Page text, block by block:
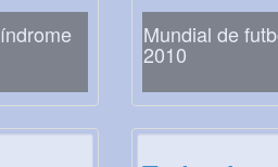
Mundial de
2010